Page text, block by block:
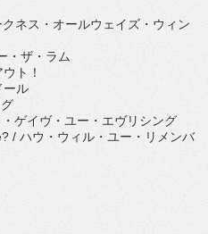
ネス・オールウェイズ・ウィン
・ザ・ラム
ト！
ール
ゲイヴ・ユー・エヴリシング
/ ハウ・ウィル・ユー・リメンバ